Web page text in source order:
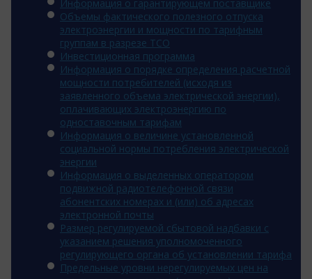
Информация о гарантирующем поставщике
Объемы фактического полезного отпуска
электроэнергии и мощности по тарифным
группам в разрезе ТСО
Инвестиционная программа
Информация о порядке определения расчетной
мощности потребителей (исходя из
заявленного объема электрической энергии),
оплачивающих электроэнергию по
одноставочным тарифам
Информация о величине установленной
социальной нормы потребления электрической
энергии
Информация о выделенных оператором
подвижной радиотелефонной связи
абонентских номерах и (или) об адресах
электронной почты
Размер регулируемой сбытовой надбавки с
указанием решения уполномоченного
регулирующего органа об установлении тарифа
Предельные уровни нерегулируемых цен на